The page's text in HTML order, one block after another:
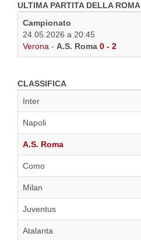
ULTIMA PARTITA DELLA ROMA
Campionato
24.05.2026 a 20:45
Verona - A.S. Roma 0 - 2
CLASSIFICA
Inter
Napoli
A.S. Roma
Como
Milan
Juventus
Atalanta